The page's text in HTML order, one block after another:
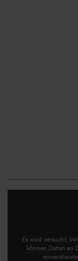
Es wird versucht,
können Daten an